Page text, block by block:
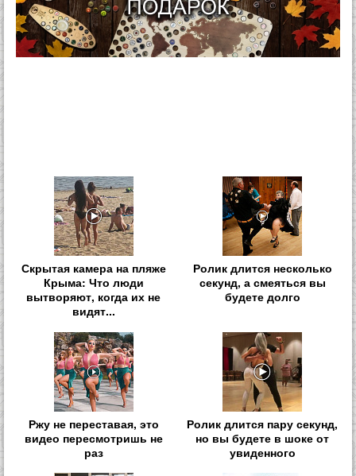
Скрытая камера на пляже
Крыма: Что люди
вытворяют, когда их не
видят...
Ролик длится несколько
секунд, а смеяться вы
будете долго
Ржу не переставая, это
видео пересмотришь не
раз
Ролик длится пару секунд,
но вы будете в шоке от
увиденного